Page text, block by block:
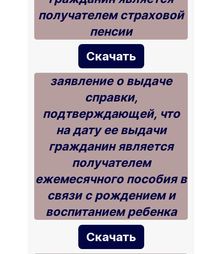
получателем страховой
пенсии
Скачать
заявление о выдаче
справки,
подтверждающей, что
на дату ее выдачи
гражданин является
получателем
ежемесячного пособия в
связи с рождением и
воспитанием ребенка
Скачать